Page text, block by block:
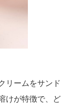
リームをサンド
けが特徴で、ど